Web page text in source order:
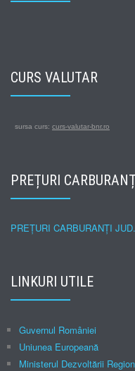
CURS VALUTAR
sursa curs: curs-valutar-bnr.ro
PREȚURI
PREȚURI CARBURANȚI
LINKURI UTILE
Guvernul României
Uniunea Europeană
Ministerul Dezvoltării